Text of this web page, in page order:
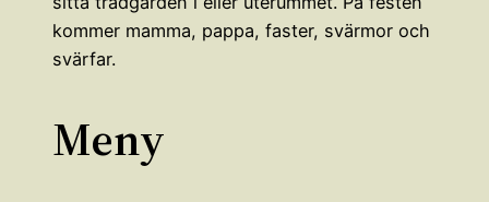
kommer mamma, pappa, faster, svärmor och
svärfar.
Meny